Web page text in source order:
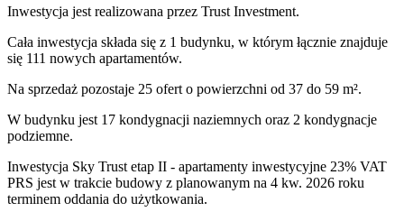
Inwestycja jest realizowana przez Trust Investment.
Cała inwestycja składa się z 1 budynku, w którym łącznie znajduje
się 111 nowych apartamentów.
Na sprzedaż pozostaje 25 ofert o powierzchni od 37 do 59 m².
W budynku jest 17 kondygnacji naziemnych oraz 2 kondygnacje
podziemne.
Inwestycja Sky Trust etap II - apartamenty inwestycyjne 23% VAT
PRS jest w trakcie budowy z planowanym na 4 kw. 2026 roku
terminem oddania do użytkowania.